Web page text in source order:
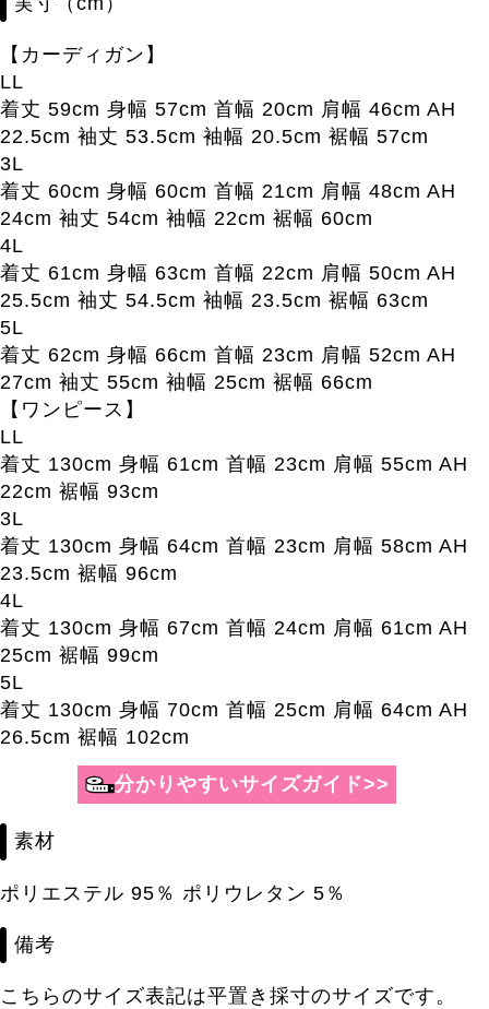
【カーディガン】
LL
着丈 59cm 身幅 57cm 首幅 20cm 肩幅 46cm AH
22.5cm 袖丈 53.5cm 袖幅 20.5cm 裾幅 57cm
3L
着丈 60cm 身幅 60cm 首幅 21cm 肩幅 48cm AH
24cm 袖丈 54cm 袖幅 22cm 裾幅 60cm
4L
着丈 61cm 身幅 63cm 首幅 22cm 肩幅 50cm AH
25.5cm 袖丈 54.5cm 袖幅 23.5cm 裾幅 63cm
5L
着丈 62cm 身幅 66cm 首幅 23cm 肩幅 52cm AH
27cm 袖丈 55cm 袖幅 25cm 裾幅 66cm
【ワンピース】
LL
着丈 130cm 身幅 61cm 首幅 23cm 肩幅 55cm AH
22cm 裾幅 93cm
3L
着丈 130cm 身幅 64cm 首幅 23cm 肩幅 58cm AH
23.5cm 裾幅 96cm
4L
着丈 130cm 身幅 67cm 首幅 24cm 肩幅 61cm AH
25cm 裾幅 99cm
5L
着丈 130cm 身幅 70cm 首幅 25cm 肩幅 64cm AH
26.5cm 裾幅 102cm
分かりやすいサイズガイド>>
素材
ポリエステル 95％ ポリウレタン 5％
備考
こちらのサイズ表記は平置き採寸のサイズです。